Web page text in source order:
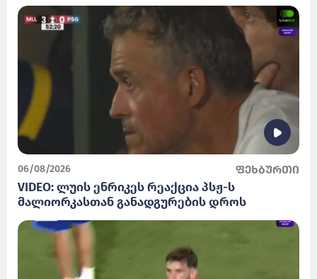
06/08/2026 ფეხბურთი
VIDEO: ლუის ენრიკეს რეაქცია პსჟ-ს
მალიორკასთან განადგურების დროს